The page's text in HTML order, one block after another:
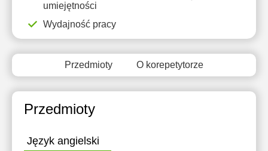
umiejętności
Wydajność pracy
Przedmioty O korepetytorze
Przedmioty
Język angielski
12:30
13:00
13:30
14:00
15:30
13:00
13:30
14:00
15:30